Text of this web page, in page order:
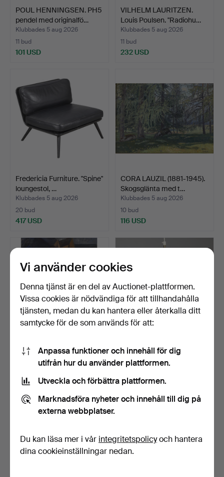
POUL HENNINGSEN. PH5
pendel med originalfö…
Klubbades 5 aug 2026
11 bud
101 USD
VILHELM LAURITZEN.
Louis Poulsen. "Radiohu…
Klubbades 5 aug 2026
11 bud
232 USD
Fredericia Furniture. "Spine"
loungestol, …
Klubbades 5 aug 2026
20 bud
417 USD
CORA LAUZIL (1881-1945).
Skogsglänta med t…
Klubbades 5 aug 2026
10 bud
116 USD
GUDRUN LORENZEN
(1904-1968).
Köpenhamnska …
Klubbades 5 aug 2026
1 bud
VILHELM LAURITZEN.
Louis Poulsen. "Radiohu…
Klubbades 5 aug 2026
15 bud
Vi använder cookies
Denna tjänst är en del av Auctionet-plattformen.
Vissa cookies är nödvändiga för att tillhandahålla
tjänsten, medan du kan hantera eller återkalla ditt
samtycke för de som används för att:
Anpassa funktioner och innehåll för dig
utifrån hur du använder plattformen.
Utveckla och förbättra plattformen.
Marknadsföra nyheter och innehåll till dig på
externa webbplatser.
Du kan läsa mer i vår integritetspolicyoch hantera
dina cookieinställningar nedan.